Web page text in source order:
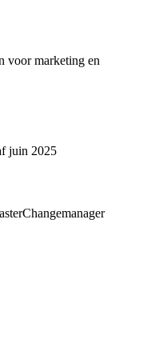
voor marketing en
juin 2025
Changemanager